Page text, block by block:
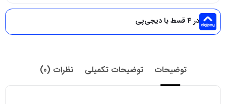
در ۴ قسط با دیجی‌پی
توضیحات توضیحات تکمیلی نظرات (0)